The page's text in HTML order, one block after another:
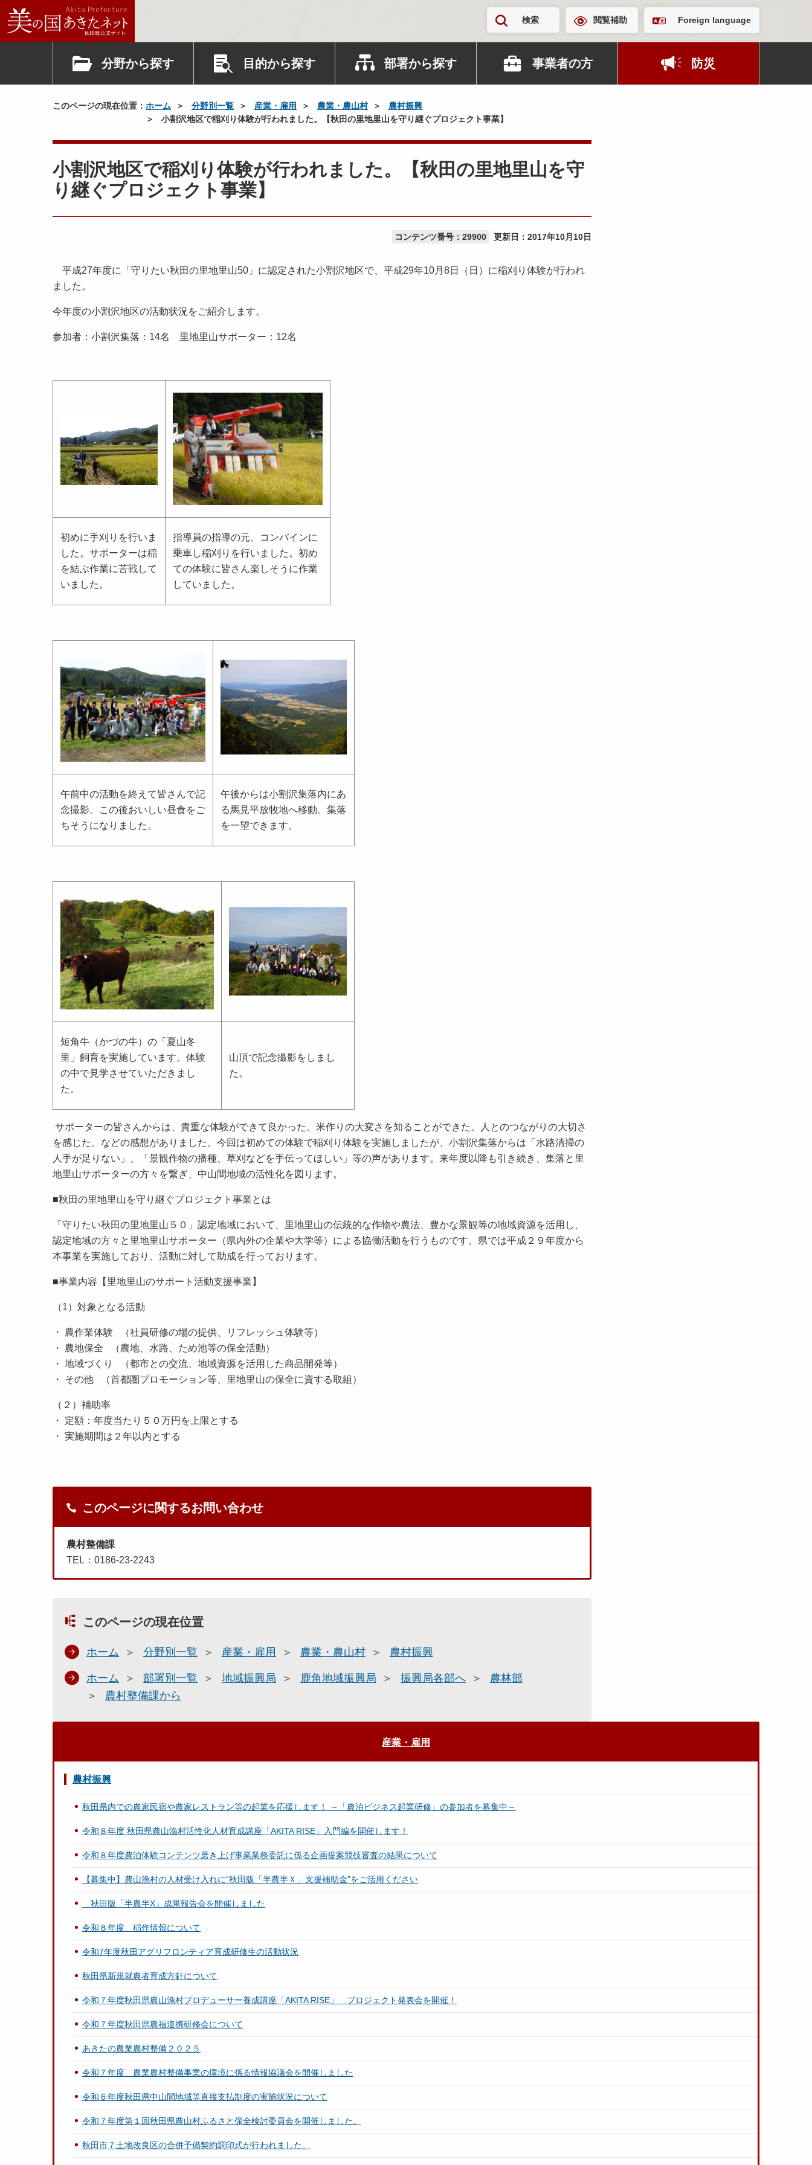
検索 閲覧補助 Foreign language
分野から探す 目的から探す 部署から探す 事業者の方 防災
このページの現在位置： ホーム 分野別一覧 産業・雇用 農業・農山村
農村振興
小割沢地区で稲刈り体験が行われました。【秋田の里地里山を守り継ぐプロジェクト事業】
小割沢地区で稲刈り体験が行われました。【秋田の里地里山を守
り継ぐプロジェクト事業】
コンテンツ番号：29900 更新日： 2017年10月10日
平成27年度に「守りたい秋田の里地里山50」に認定された小割沢地区で、平成29年10月8日（日）に稲刈り体験が行われ
ました。
今年度の小割沢地区の活動状況をご紹介します。
参加者：小割沢集落：14名 里地里山サポーター：12名
初めに手刈りを行いま
した。サポーターは稲
を結ぶ作業に苦戦して
いました。
指導員の指導の元、コンバインに
乗車し稲刈りを行いました。初め
ての体験に皆さん楽しそうに作業
していました。
午前中の活動を終えて皆さんで記
念撮影。この後おいしい昼食をご
ちそうになりました。
午後からは小割沢集落内にあ
る馬見平放牧地へ移動。集落
を一望できます。
短角牛（かづの牛）の「夏山冬
里」飼育を実施しています。体験
の中で見学させていただきまし
た。
山頂で記念撮影をしまし
た。
サポーターの皆さんからは、貴重な体験ができて良かった。米作りの大変さを知ることができた。人とのつながりの大切さ
を感じた。などの感想がありました。今回は初めての体験で稲刈り体験を実施しましたが、小割沢集落からは「水路清掃の
人手が足りない」、「景観作物の播種、草刈などを手伝ってほしい」等の声があります。来年度以降も引き続き、集落と里
地里山サポーターの方々を繋ぎ、中山間地域の活性化を図ります。
■秋田の里地里山を守り継ぐプロジェクト事業とは
「守りたい秋田の里地里山５０」認定地域において、里地里山の伝統的な作物や農法、豊かな景観等の地域資源を活用し、
認定地域の方々と里地里山サポーター（県内外の企業や大学等）による協働活動を行うものです。県では平成２９年度から
本事業を実施しており、活動に対して助成を行っております。
■事業内容【里地里山のサポート活動支援事業】
（1）対象となる活動
・ 農作業体験 （社員研修の場の提供、リフレッシュ体験等）
・ 農地保全 （農地、水路、ため池等の保全活動）
・ 地域づくり （都市との交流、地域資源を活用した商品開発等）
・ その他 （首都圏プロモーション等、里地里山の保全に資する取組）
（２）補助率
・ 定額：年度当たり５０万円を上限とする
・ 実施期間は２年以内とする
このページに関するお問い合わせ
農村整備課
TEL：0186-23-2243
このページの現在位置
ホーム 分野別一覧 産業・雇用 農業・農山村 農村振興
ホーム 部署別一覧 地域振興局 鹿角地域振興局 振興局各部へ
農林部
農村整備課から
産業・雇用
農村振興
秋田県内での農家民宿や農家レストラン等の起業を応援します！ ～「農泊ビジネス起業研修」の参加者を募集中～
令和８年度 秋田県農山漁村活性化人材育成講座「AKITA RISE」入門編を開催します！
令和８年度農泊体験コンテンツ磨き上げ事業業務委託に係る企画提案競技審査の結果について
【募集中】農山漁村の人材受け入れに“秋田版「半農半Ｘ」支援補助金”をご活用ください
秋田版「半農半X」成果報告会を開催しました
令和８年度 稲作情報について
令和7年度秋田アグリフロンティア育成研修生の活動状況
秋田県新規就農者育成方針について
令和７年度秋田県農山漁村プロデューサー養成講座「AKITA RISE」 プロジェクト発表会を開催！
令和７年度秋田県農福連携研修会について
あきたの農業農村整備２０２５
令和７年度 農業農村整備事業の環境に係る情報協議会を開催しました
令和６年度秋田県中山間地域等直接支払制度の実施状況について
令和７年度第１回秋田県農山村ふるさと保全検討委員会を開催しました。
秋田市７土地改良区の合併予備契約調印式が行われました。